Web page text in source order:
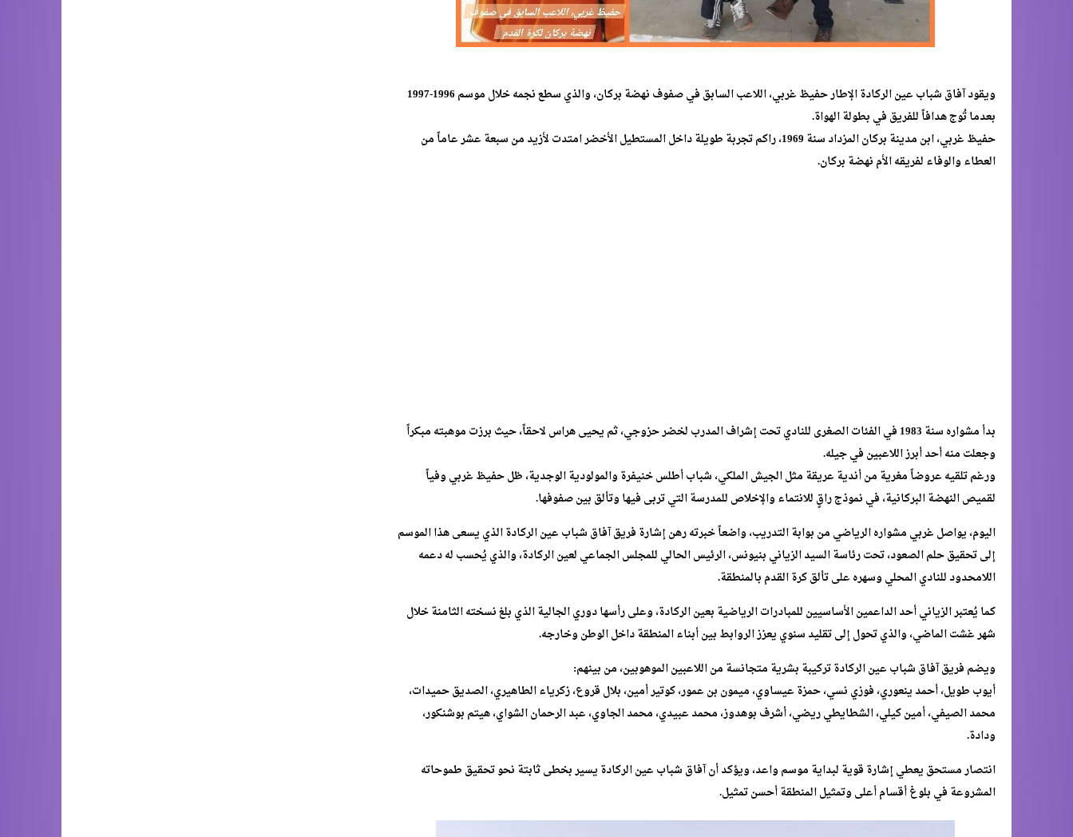
ويقود آفاق شباب عين الركادة الإطار حفيظ غربي، اللاعب السابق في صفوف نهضة بركان، والذي سطع نجمه خلال موسم 1996-1997
بعدما تُوج هدافاً للفريق في بطولة الهواة.
حفيظ غربي، ابن مدينة بركان المزداد سنة 1969، راكم تجربة طويلة داخل المستطيل الأخضر امتدت لأزيد من سبعة عشر عاماً من
العطاء والوفاء لفريقه الأم نهضة بركان.
بدأ مشواره سنة 1983 في الفئات الصغرى للنادي تحت إشراف المدرب لخضر حزوجي، ثم يحيى هراس لاحقاً، حيث برزت موهبته مبكراً
وجعلت منه أحد أبرز اللاعبين في جيله.
ورغم تلقيه عروضاً مغرية من أندية عريقة مثل الجيش الملكي، شباب أطلس خنيفرة والمولودية الوجدية، ظل حفيظ غربي وفياً
لقميص النهضة البركانية، في نموذج راقٍ للانتماء والإخلاص للمدرسة التي تربى فيها وتألق بين صفوفها.
اليوم، يواصل غربي مشواره الرياضي من بوابة التدريب، واضعاً خبرته رهن إشارة فريق آفاق شباب عين الركادة الذي يسعى هذا الموسم
إلى تحقيق حلم الصعود، تحت رئاسة السيد الزياني بنيونس، الرئيس الحالي للمجلس الجماعي لعين الركادة، والذي يُحسب له دعمه
اللامحدود للنادي المحلي وسهره على تألق كرة القدم بالمنطقة.
كما يُعتبر الزياني أحد الداعمين الأساسيين للمبادرات الرياضية بعين الركادة، وعلى رأسها دوري الجالية الذي بلغ نسخته الثامنة خلال
شهر غشت الماضي، والذي تحول إلى تقليد سنوي يعزز الروابط بين أبناء المنطقة داخل الوطن وخارجه.
ويضم فريق آفاق شباب عين الركادة تركيبة بشرية متجانسة من اللاعبين الموهوبين، من بينهم:
أيوب طويل، أحمد ينعوري، فوزي نسي، حمزة عيساوي، ميمون بن عمور، كوتير أمين، بلال قروع، زكرياء الطاهيري، الصديق حميدات،
محمد الصيفي، أمين كيلي، الشطايطي ريضي، أشرف بوهدوز، محمد عبيدي، محمد الجاوي، عبد الرحمان الشواي، هيتم بوشنكور،
ودادة.
انتصار مستحق يعطي إشارة قوية لبداية موسم واعد، ويؤكد أن آفاق شباب عين الركادة يسير بخطى ثابتة نحو تحقيق طموحاته
المشروعة في بلوغ أقسام أعلى وتمثيل المنطقة أحسن تمثيل.